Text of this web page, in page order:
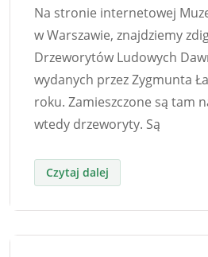
Na stronie internetowej
w Warszawie, znajdziemy
Drzeworytów Ludowych
wydanych przez Zygmunta
roku. Zamieszczone są tam
wtedy drzeworyty. Są